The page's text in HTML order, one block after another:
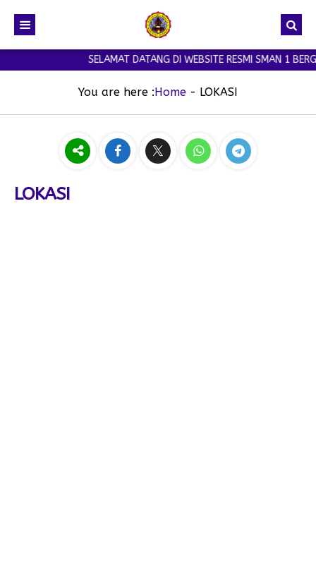
SELAMAT DATANG DI WEBSITE RESMI SMAN 1
You are here :Home - LOKASI
LOKASI